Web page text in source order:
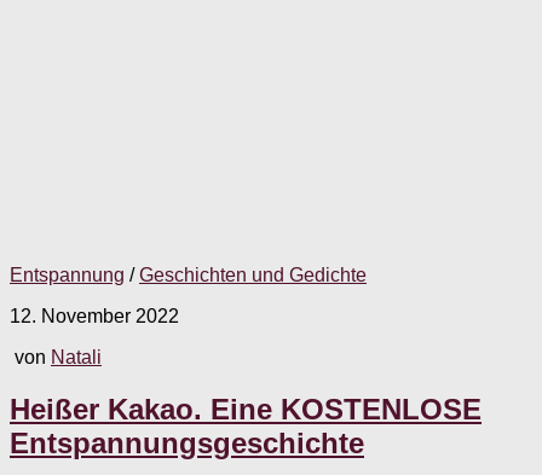
Entspannung /Geschichten und Gedichte
12. November 2022
von Natali
Heißer Kakao. Eine KOSTENLOSE
Entspannungsgeschichte